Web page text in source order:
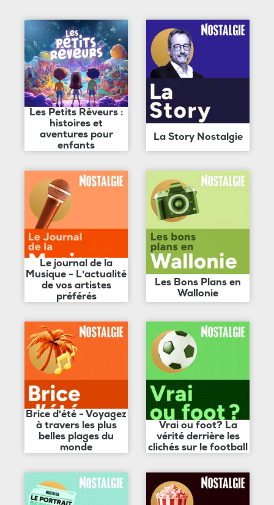
Les Petits Rêveurs :
histoires et
aventures pour
enfants
La Story Nostalgie
Le journal de la
Musique - L'actualité
de vos artistes
préférés
Les Bons Plans en
Wallonie
Brice d'été - Voyagez
à travers les plus
belles plages du
monde
Vrai ou foot? La
vérité derrière les
clichés sur le football